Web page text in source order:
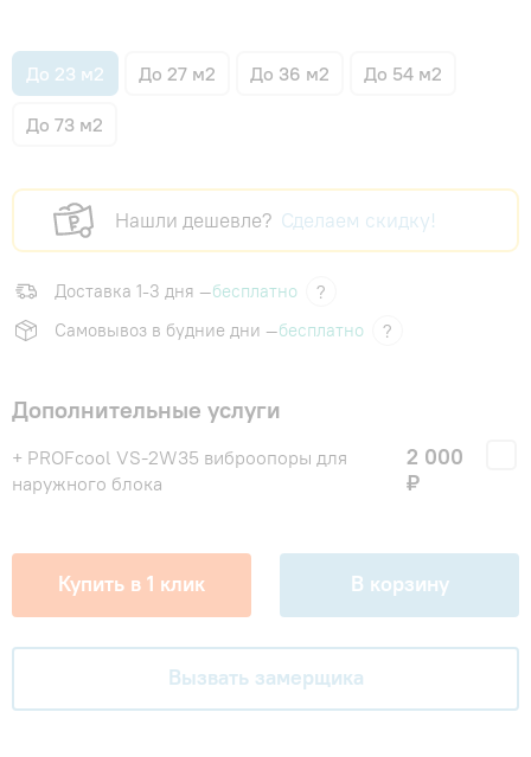
До 23 м2 До 27 м2 До 36 м2 До 54 м2
До 73 м2
Нашли дешевле? Сделаем скидку!
Доставка 1-3 дня —бесплатно
?
Самовывоз в будние дни —бесплатно ?
Дополнительные услуги
+ PROFcool VS-2W35 виброопоры для
наружного блока
2 000
₽
Купить в 1 клик В корзину
Вызвать замерщика